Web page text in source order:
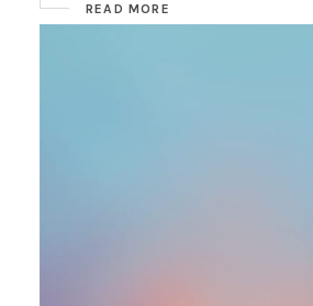
READ MORE